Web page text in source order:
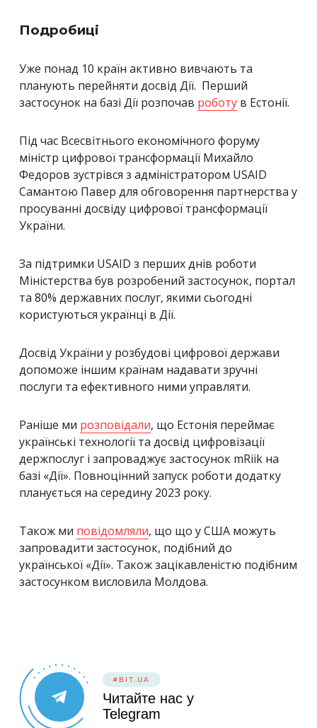
Подробиці
Уже понад 10 країн активно вивчають та
планують перейняти досвід Дії. Перший
застосунок на базі Дії розпочав роботу в Естонії.
Під час Всесвітнього економічного форуму
міністр цифрової трансформації Михайло
Федоров зустрівся з адміністратором USAID
Самантою Павер для обговорення партнерства у
просуванні досвіду цифрової трансформації
України.
За підтримки USAID з перших днів роботи
Міністерства був розробений застосунок, портал
та 80% державних послуг, якими сьогодні
користуються українці в Дії.
Досвід України у розбудові цифрової держави
допоможе іншим країнам надавати зручні
послуги та ефективного ними управляти.
Раніше ми розповідали, що Естонія переймає
українські технології та досвід цифровізації
держпослуг і запроваджує застосунок mRiik на
базі «Дії». Повноцінний запуск роботи додатку
планується на середину 2023 року.
Також ми повідомляли, що що у США можуть
запровадити застосунок, подібний до
української «Дії». Також зацікавленістю подібним
застосунком висловила Молдова.
#BIT.UA
Читайте нас у
Telegram